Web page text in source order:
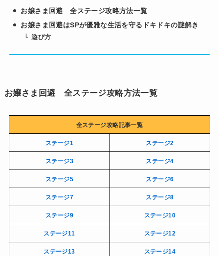
お嬢さま回避 全ステージ攻略方法一覧
お嬢さま回避はSPが優雅な生活を守るドキドキの謎解き
遊び方
お嬢さま回避 全ステージ攻略方法一覧
全ステージ攻略記事一覧
ステージ1 ステージ2
ステージ3 ステージ4
ステージ5 ステージ6
ステージ7 ステージ8
ステージ9 ステージ10
ステージ11 ステージ12
ステージ13 ステージ14